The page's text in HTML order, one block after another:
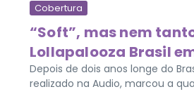
Cobertura
“Soft”, mas nem
Lollapalooza Brasil
Depois de dois anos longe do
realizado na Audio, marcou a